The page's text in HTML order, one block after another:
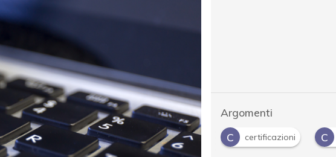
Argomenti
A
Applicazioni C certificazioni C